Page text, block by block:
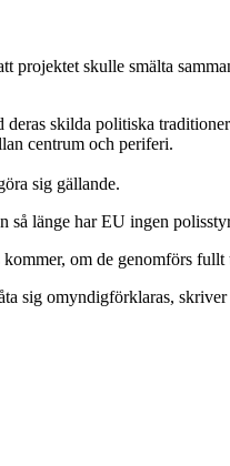
projektet skulle smälta
skilda politiska
centrum och periferi.
sig gällande.
länge har EU ingen
om de genomförs
sig omyndigförklaras,